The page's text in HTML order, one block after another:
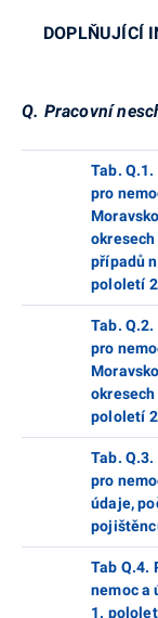
DOPLŇUJÍCÍ
Q. Pracovní
Tab.
pro
případů
pololetí
Tab.
pro
pololetí
Tab.
pro
údaje,
Tab Q.4.
nemoc a
1.